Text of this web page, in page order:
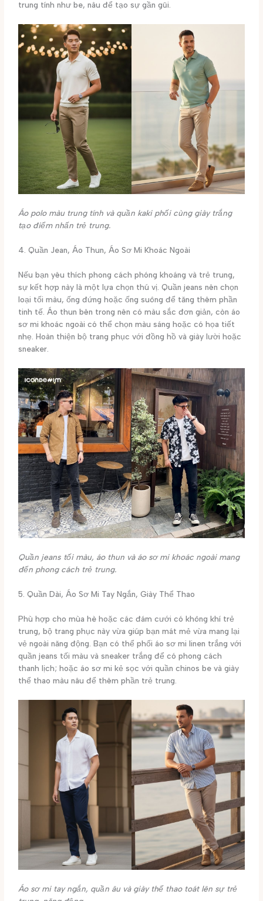
trung tính như be, nâu để tạo sự gần gũi.
Áo polo màu trung tính và quần kaki phối cùng giày trắng
tạo điểm nhấn trẻ trung.
4. Quần Jean, Áo Thun, Áo Sơ Mi Khoác Ngoài
Nếu bạn yêu thích phong cách phóng khoáng và trẻ trung,
sự kết hợp này là một lựa chọn thú vị. Quần jeans nên chọn
loại tối màu, ống đứng hoặc ống suông để tăng thêm phần
tinh tế. Áo thun bên trong nên có màu sắc đơn giản, còn áo
sơ mi khoác ngoài có thể chọn màu sáng hoặc có họa tiết
nhẹ. Hoàn thiện bộ trang phục với đồng hồ và giày lười hoặc
sneaker.
Quần jeans tối màu, áo thun và áo sơ mi khoác ngoài mang
đến phong cách trẻ trung.
5. Quần Dài, Áo Sơ Mi Tay Ngắn, Giày Thể Thao
Phù hợp cho mùa hè hoặc các đám cưới có không khí trẻ
trung, bộ trang phục này vừa giúp bạn mát mẻ vừa mang lại
vẻ ngoài năng động. Bạn có thể phối áo sơ mi linen trắng với
quần jeans tối màu và sneaker trắng để có phong cách
thanh lịch; hoặc áo sơ mi kẻ sọc với quần chinos be và giày
thể thao màu nâu để thêm phần trẻ trung.
Áo sơ mi tay ngắn, quần âu và giày thể thao toát lên sự trẻ